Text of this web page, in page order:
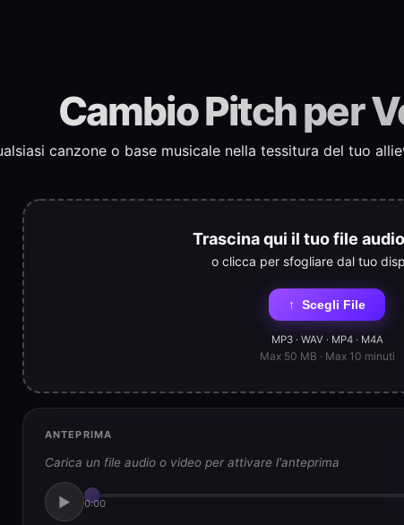
Cambio Pitch per
canzone o base musicale nella tessitura del tuo
Trascina qui il tuo file
o clicca per sfogliare dal tuo
↑ Scegli File
MP3 · WAV · MP4 · M4A
Max 50 MB · Max 10 minuti
ANTEPRIMA
Carica un file audio o video per attivare l'anteprima
▶ 0:00